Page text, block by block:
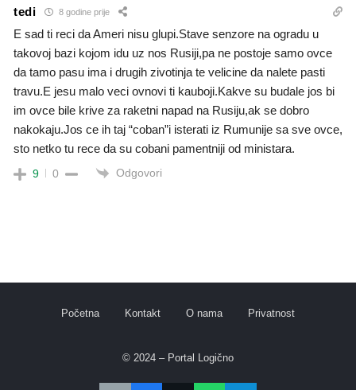
tedi 8 godine prije
E sad ti reci da Ameri nisu glupi.Stave senzore na ogradu u
takovoj bazi kojom idu uz nos Rusiji,pa ne postoje samo ovce
da tamo pasu ima i drugih zivotinja te velicine da nalete pasti
travu.E jesu malo veci ovnovi ti kauboji.Kakve su budale jos bi
im ovce bile krive za raketni napad na Rusiju,ak se dobro
nakokaju.Jos ce ih taj “coban”i isterati iz Rumunije sa sve ovce,
sto netko tu rece da su cobani pamentniji od ministara.
9 0 Odgovori
Početna Kontakt O nama Privatnost
© 2024 – Portal Logično